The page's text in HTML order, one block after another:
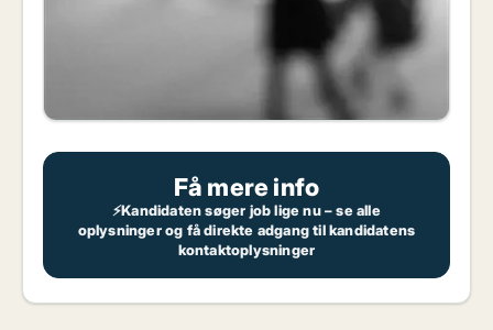
Få mere info
⚡Kandidaten søger job lige nu – se alle
oplysninger og få direkte adgang til kandidatens
kontaktoplysninger